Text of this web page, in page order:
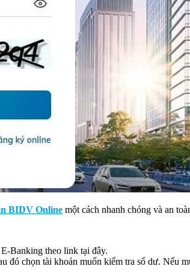
BIDV Online một cách nhanh chóng và an
Banking theo link tại đây.
chọn tài khoản muốn kiểm tra số dư. Nếu